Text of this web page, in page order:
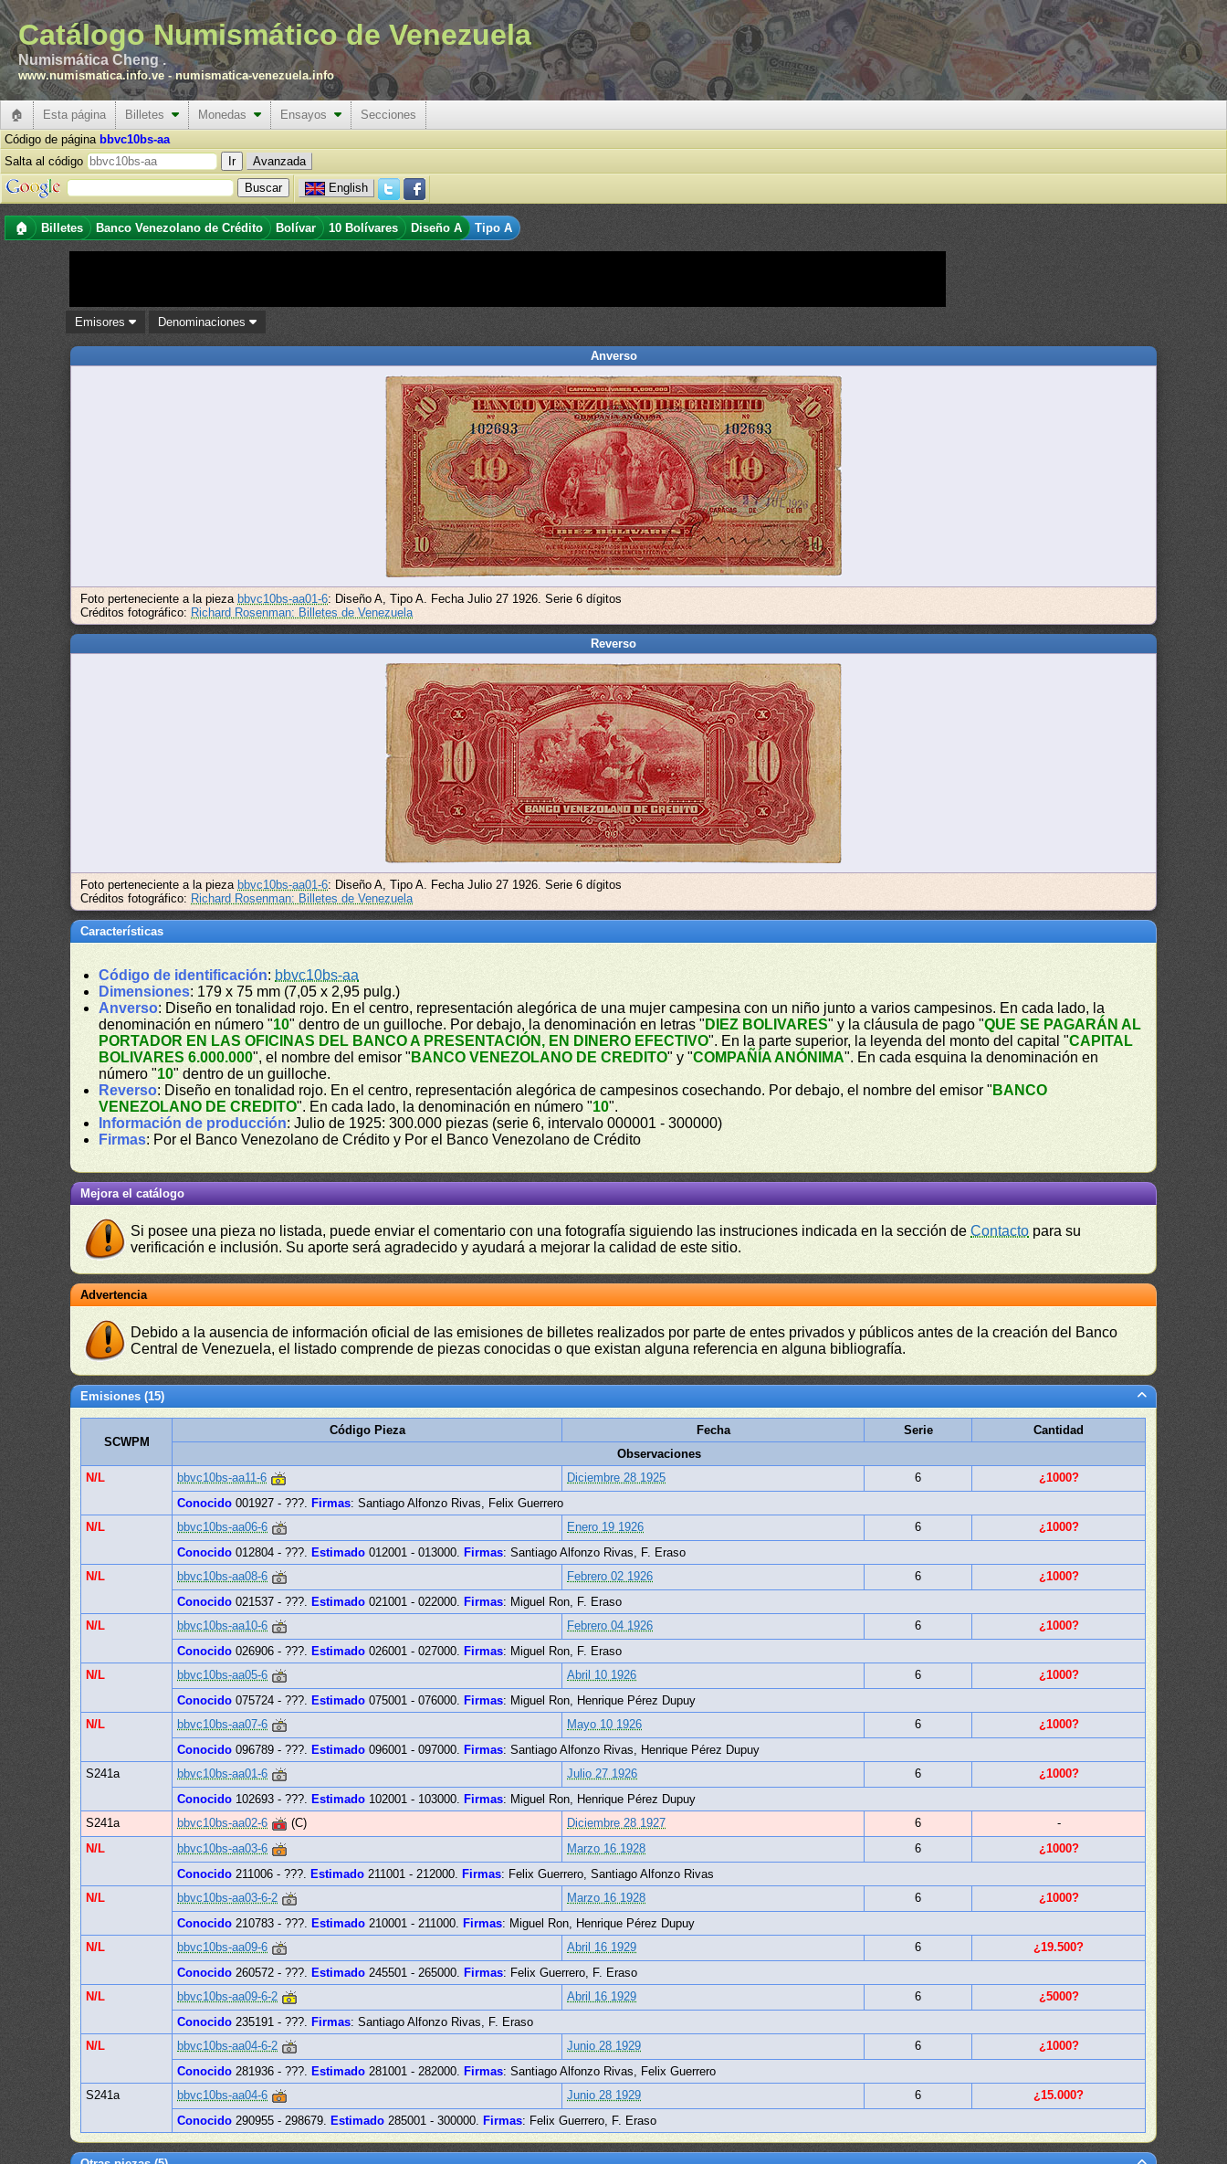
Catálogo Numismático de Venezuela
Numismática Cheng .
www.numismatica.info.ve -numismatica-venezuela.info
🏠 Esta página Billetes Monedas Ensayos
Secciones
Código de página bbvc10bs-aa
Salta al código
Avanzada
English
🏠 Billetes Banco Venezolano de Crédito Bolívar 10 Bolívares Diseño A Tipo A
Emisores Denominaciones
Anverso
Foto perteneciente a la pieza bbvc10bs-aa01-6: Diseño A, Tipo A. Fecha Julio 27 1926. Serie 6 dígitos
Créditos fotográfico: Richard Rosenman: Billetes de Venezuela
Reverso
Foto perteneciente a la pieza bbvc10bs-aa01-6: Diseño A, Tipo A. Fecha Julio 27 1926. Serie 6 dígitos
Créditos fotográfico: Richard Rosenman: Billetes de Venezuela
Características
Código de identificación: bbvc10bs-aa
Dimensiones: 179 x 75 mm (7,05 x 2,95 pulg.)
Anverso: Diseño en tonalidad rojo. En el centro, representación alegórica de una mujer campesina con un niño junto a varios campesinos. En cada lado, la
denominación en número "10" dentro de un guilloche. Por debajo, la denominación en letras " DIEZ BOLIVARES" y la cláusula de pago "QUE SE PAGARÁN AL
PORTADOR EN LAS OFICINAS DEL BANCO A PRESENTACIÓN, EN DINERO EFECTIVO". En la parte superior, la leyenda del monto del capital "CAPITAL
BOLIVARES 6.000.000", el nombre del emisor " BANCO VENEZOLANO DE CREDITO" y "COMPAÑÍA ANÓNIMA". En cada esquina la denominación en
número "10" dentro de un guilloche.
Reverso: Diseño en tonalidad rojo. En el centro, representación alegórica de campesinos cosechando. Por debajo, el nombre del emisor " BANCO
VENEZOLANO DE CREDITO". En cada lado, la denominación en número "10".
Información de producción: Julio de 1925: 300.000 piezas (serie 6, intervalo 000001 - 300000)
Firmas: Por el Banco Venezolano de Crédito y Por el Banco Venezolano de Crédito
Mejora el catálogo
Si posee una pieza no listada, puede enviar el comentario con una fotografía siguiendo las instruciones indicada en la sección deContacto para su
verificación e inclusión. Su aporte será agradecido y ayudará a mejorar la calidad de este sitio.
Advertencia
Debido a la ausencia de información oficial de las emisiones de billetes realizados por parte de entes privados y públicos antes de la creación del Banco
Central de Venezuela, el listado comprende de piezas conocidas o que existan alguna referencia en alguna bibliografía.
Emisiones (15)
SCWPM
Código Pieza Fecha Serie
Cantidad
Observaciones
N/L
bbvc10bs-aa11-6 Diciembre 28 1925 6
¿1000?
Conocido 001927 - ???. Firmas: Santiago Alfonzo Rivas, Felix Guerrero
N/L
bbvc10bs-aa06-6 Enero 19 1926 6
¿1000?
Conocido 012804 - ???. Estimado 012001 - 013000. Firmas: Santiago Alfonzo Rivas, F. Eraso
N/L
bbvc10bs-aa08-6 Febrero 02 1926 6
¿1000?
Conocido 021537 - ???. Estimado 021001 - 022000. Firmas: Miguel Ron, F. Eraso
N/L
bbvc10bs-aa10-6 Febrero 04 1926 6
¿1000?
Conocido 026906 - ???. Estimado 026001 - 027000. Firmas: Miguel Ron, F. Eraso
N/L
bbvc10bs-aa05-6 Abril 10 1926 6
¿1000?
Conocido 075724 - ???. Estimado 075001 - 076000. Firmas: Miguel Ron, Henrique Pérez Dupuy
N/L
bbvc10bs-aa07-6 Mayo 10 1926 6
¿1000?
Conocido 096789 - ???. Estimado 096001 - 097000. Firmas: Santiago Alfonzo Rivas, Henrique Pérez Dupuy
S241a
bbvc10bs-aa01-6 Julio 27 1926 6
¿1000?
Conocido 102693 - ???. Estimado 102001 - 103000. Firmas: Miguel Ron, Henrique Pérez Dupuy
S241a
bbvc10bs-aa02-6 (C) Diciembre 28 1927 6
-
N/L
bbvc10bs-aa03-6 Marzo 16 1928 6
¿1000?
Conocido 211006 - ???. Estimado 211001 - 212000. Firmas: Felix Guerrero, Santiago Alfonzo Rivas
N/L
bbvc10bs-aa03-6-2 Marzo 16 1928 6
¿1000?
Conocido 210783 - ???. Estimado 210001 - 211000. Firmas: Miguel Ron, Henrique Pérez Dupuy
N/L
bbvc10bs-aa09-6 Abril 16 1929 6
¿19.500?
Conocido 260572 - ???. Estimado 245501 - 265000. Firmas: Felix Guerrero, F. Eraso
N/L
bbvc10bs-aa09-6-2 Abril 16 1929 6
¿5000?
Conocido 235191 - ???. Firmas: Santiago Alfonzo Rivas, F. Eraso
N/L
bbvc10bs-aa04-6-2 Junio 28 1929 6
¿1000?
Conocido 281936 - ???. Estimado 281001 - 282000. Firmas: Santiago Alfonzo Rivas, Felix Guerrero
S241a
bbvc10bs-aa04-6 Junio 28 1929 6
¿15.000?
Conocido 290955 - 298679. Estimado 285001 - 300000. Firmas: Felix Guerrero, F. Eraso